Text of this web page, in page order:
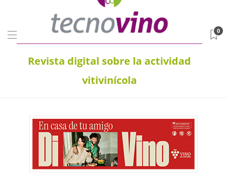
Revista digital sobre la actividad
vitivinícola
0